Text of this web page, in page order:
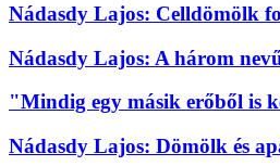
Nádasdy Lajos: Celldömölk
Nádasdy Lajos: A három
"Mindig egy másik erőből is
Nádasdy Lajos: Dömölk és